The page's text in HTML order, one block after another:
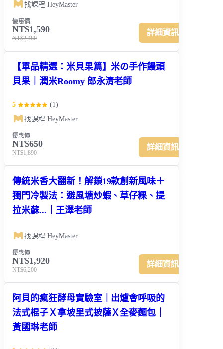
找課程 HeyMaster
優惠價
NT$1,590
NT$2,480
詳細資訊
【單品精選：米貝果篇】米の手作饅頭
貝果｜潤米Roomy 郎永清老師
5 (1 )
找課程 HeyMaster
優惠價
NT$650
NT$1,890
詳細資訊
傳統米香大翻新！解鎖19款創新風味＋
獨門冷製法：避風塘炒蝦、草仔粿、提
拉米蘇...｜王澤老師
找課程 HeyMaster
優惠價
NT$1,920
NT$6,200
詳細資訊
阿貝的瘋狂酵母實驗室｜出爐會呼吸的
法式棍子Ｘ拿坡里式披薩Ｘ全麥麵包｜
黃國琳老師